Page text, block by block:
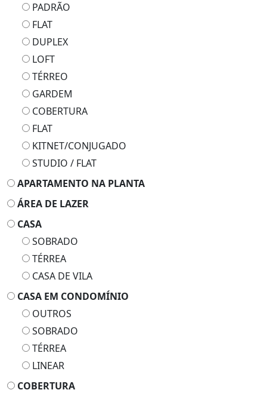
PADRÃO
FLAT
DUPLEX
LOFT
TÉRREO
GARDEM
COBERTURA
FLAT
KITNET/CONJUGADO
STUDIO / FLAT
APARTAMENTO NA PLANTA
ÁREA DE LAZER
CASA
SOBRADO
TÉRREA
CASA DE VILA
CASA EM CONDOMÍNIO
OUTROS
SOBRADO
TÉRREA
LINEAR
COBERTURA